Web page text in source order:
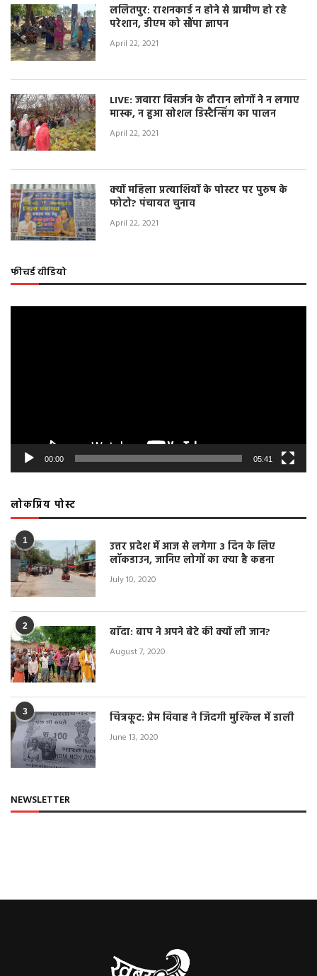
ललितपुर: राशनकार्ड न होने से ग्रामीण हो रहे
परेशान, डीएम को सौंपा ज्ञापन
April 22, 2021
LIVE: जवारा विसर्जन के दौरान लोगों ने न लगाए
मास्क, न हुआ सोशल डिस्टैन्सिंग का पालन
April 22, 2021
क्यों महिला प्रत्याशियों के पोस्टर पर पुरुष के
फोटो? पंचायत चुनाव
April 22, 2021
फीचर्ड वीडियो
00:00 05:41
लोकप्रिय पोस्ट
1
उत्तर प्रदेश में आज से लगेगा 3 दिन के लिए
लॉकडाउन, जानिए लोगों का क्या है कहना
July 10, 2020
2 बाँदा: बाप ने अपने बेटे की क्यों ली जान?
August 7, 2020
3 चित्रकूट: प्रेम विवाह ने जिंदगी मुश्किल में डाली
June 13, 2020
NEWSLETTER